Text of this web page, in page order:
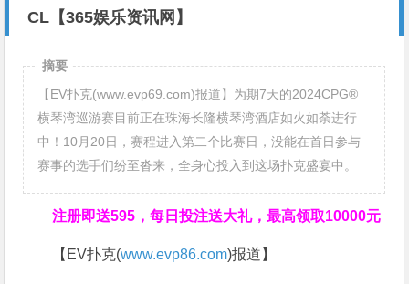
CL【365娱乐资讯网】
摘要
【EV扑克(www.evp69.com)报道】为期7天的2024CPG®
横琴湾巡游赛目前正在珠海长隆横琴湾酒店如火如荼进行
中！10月20日，赛程进入第二个比赛日，没能在首日参与
赛事的选手们纷至沓来，全身心投入到这场扑克盛宴中。
注册即送595，每日投注送大礼，最高领取10000元
【EV扑克(www.evp86.com)报道】